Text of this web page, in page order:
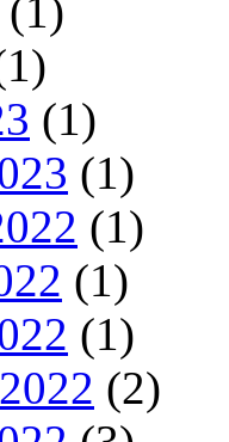
(1)
(1)
(1)
(1)
(1)
(1)
(2)